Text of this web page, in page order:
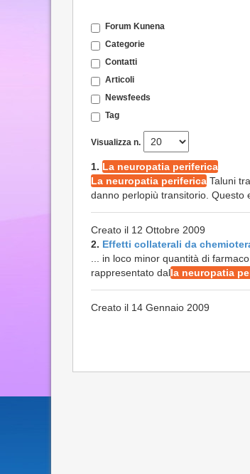
Forum Kunena
Categorie
Contatti
Articoli
Newsfeeds
Tag
Visualizza n.
1. La neuropatia periferica
La neuropatia periferica Taluni
danno perlopiù transitorio. Questo
Creato il 12 Ottobre 2009
2. Effetti collaterali da
... in loco minor quantità di
rappresentato dalla neuropatia
Creato il 14 Gennaio 2009